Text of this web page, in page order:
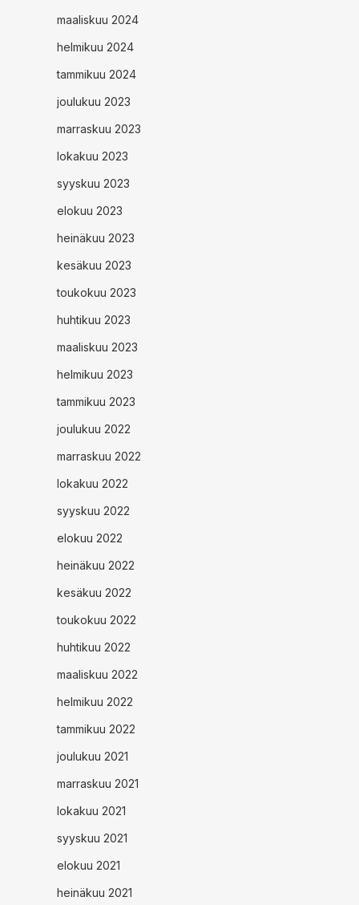
maaliskuu 2024
helmikuu 2024
tammikuu 2024
joulukuu 2023
marraskuu 2023
lokakuu 2023
syyskuu 2023
elokuu 2023
heinäkuu 2023
kesäkuu 2023
toukokuu 2023
huhtikuu 2023
maaliskuu 2023
helmikuu 2023
tammikuu 2023
joulukuu 2022
marraskuu 2022
lokakuu 2022
syyskuu 2022
elokuu 2022
heinäkuu 2022
kesäkuu 2022
toukokuu 2022
huhtikuu 2022
maaliskuu 2022
helmikuu 2022
tammikuu 2022
joulukuu 2021
marraskuu 2021
lokakuu 2021
syyskuu 2021
elokuu 2021
heinäkuu 2021